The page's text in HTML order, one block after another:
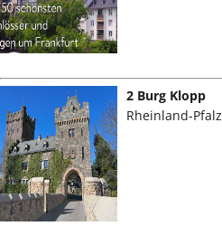
2 Burg Klopp
Rheinland-Pfalz